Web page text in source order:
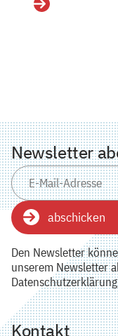
Details
Newsletter
abschicken
Den Newsletter
unserem Newsletter
Kontakt